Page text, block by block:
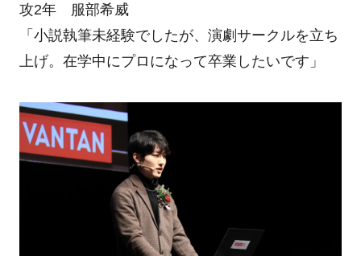
攻2年 服部希威
「小説執筆未経験でしたが、演劇サークルを立ち
上げ。在学中にプロになって卒業したいです」